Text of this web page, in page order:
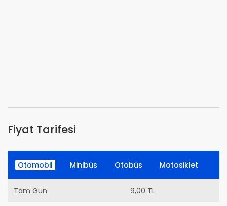
Fiyat Tarifesi
Otomobil Minibüs Otobüs Motosiklet
Tam Gün 9,00 TL